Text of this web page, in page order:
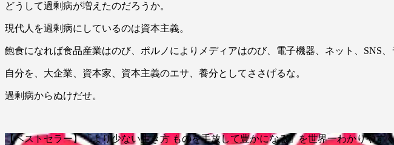
どうして過剰病が増えたのだろうか。
現代人を過剰病にしているのは資本主義。
飽食になれば食品産業はのび、ポルノによりメディアはのび、電子機器、ネット、SNS、
自分を、大企業、資本家、資本主義のエサ、養分としてささげるな。
過剰病からぬけだせ。
【ベストセラー】「より少ない生き方 ものを手放して豊かになる」を世界一わかりやす